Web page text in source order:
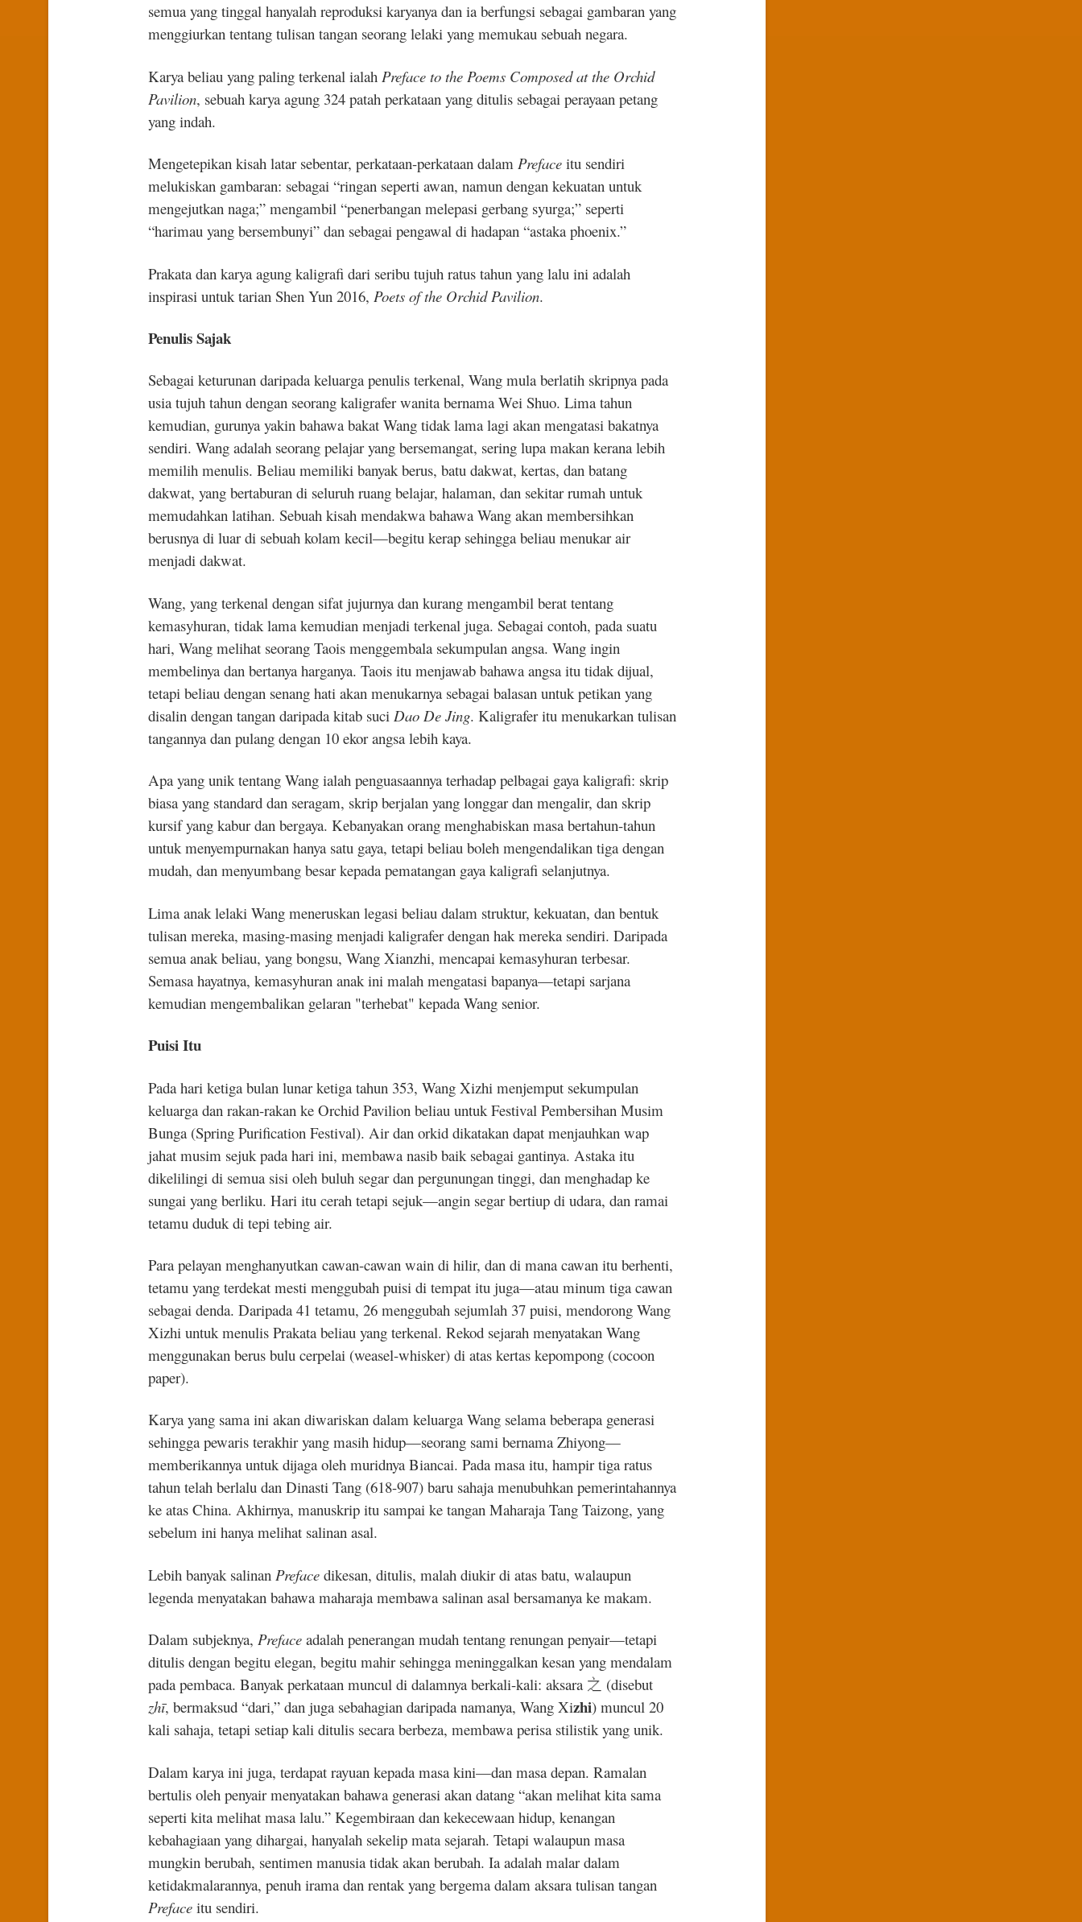
semua yang tinggal hanyalah reproduksi karyanya dan ia berfungsi sebagai gambaran yang
menggiurkan tentang tulisan tangan seorang lelaki yang memukau sebuah negara.
Karya beliau yang paling terkenal ialah Preface to the Poems Composed at the Orchid
Pavilion, sebuah karya agung 324 patah perkataan yang ditulis sebagai perayaan petang
yang indah.
Mengetepikan kisah latar sebentar, perkataan-perkataan dalam Prefaceitu sendiri
melukiskan gambaran: sebagai “ringan seperti awan, namun dengan kekuatan untuk
mengejutkan naga;” mengambil “penerbangan melepasi gerbang syurga;” seperti
“harimau yang bersembunyi” dan sebagai pengawal di hadapan “astaka phoenix.”
Prakata dan karya agung kaligrafi dari seribu tujuh ratus tahun yang lalu ini adalah
inspirasi untuk tarian Shen Yun 2016, Poets of the Orchid Pavilion.
Penulis Sajak
Sebagai keturunan daripada keluarga penulis terkenal, Wang mula berlatih skripnya pada
usia tujuh tahun dengan seorang kaligrafer wanita bernama Wei Shuo. Lima tahun
kemudian, gurunya yakin bahawa bakat Wang tidak lama lagi akan mengatasi bakatnya
sendiri. Wang adalah seorang pelajar yang bersemangat, sering lupa makan kerana lebih
memilih menulis. Beliau memiliki banyak berus, batu dakwat, kertas, dan batang
dakwat, yang bertaburan di seluruh ruang belajar, halaman, dan sekitar rumah untuk
memudahkan latihan. Sebuah kisah mendakwa bahawa Wang akan membersihkan
berusnya di luar di sebuah kolam kecil—begitu kerap sehingga beliau menukar air
menjadi dakwat.
Wang, yang terkenal dengan sifat jujurnya dan kurang mengambil berat tentang
kemasyhuran, tidak lama kemudian menjadi terkenal juga. Sebagai contoh, pada suatu
hari, Wang melihat seorang Taois menggembala sekumpulan angsa. Wang ingin
membelinya dan bertanya harganya. Taois itu menjawab bahawa angsa itu tidak dijual,
tetapi beliau dengan senang hati akan menukarnya sebagai balasan untuk petikan yang
disalin dengan tangan daripada kitab suci Dao De Jing. Kaligrafer itu menukarkan tulisan
tangannya dan pulang dengan 10 ekor angsa lebih kaya.
Apa yang unik tentang Wang ialah penguasaannya terhadap pelbagai gaya kaligrafi: skrip
biasa yang standard dan seragam, skrip berjalan yang longgar dan mengalir, dan skrip
kursif yang kabur dan bergaya. Kebanyakan orang menghabiskan masa bertahun-tahun
untuk menyempurnakan hanya satu gaya, tetapi beliau boleh mengendalikan tiga dengan
mudah, dan menyumbang besar kepada pematangan gaya kaligrafi selanjutnya.
Lima anak lelaki Wang meneruskan legasi beliau dalam struktur, kekuatan, dan bentuk
tulisan mereka, masing-masing menjadi kaligrafer dengan hak mereka sendiri. Daripada
semua anak beliau, yang bongsu, Wang Xianzhi, mencapai kemasyhuran terbesar.
Semasa hayatnya, kemasyhuran anak ini malah mengatasi bapanya—tetapi sarjana
kemudian mengembalikan gelaran "terhebat" kepada Wang senior.
Puisi Itu
Pada hari ketiga bulan lunar ketiga tahun 353, Wang Xizhi menjemput sekumpulan
keluarga dan rakan-rakan ke Orchid Pavilion beliau untuk Festival Pembersihan Musim
Bunga (Spring Purification Festival). Air dan orkid dikatakan dapat menjauhkan wap
jahat musim sejuk pada hari ini, membawa nasib baik sebagai gantinya. Astaka itu
dikelilingi di semua sisi oleh buluh segar dan pergunungan tinggi, dan menghadap ke
sungai yang berliku. Hari itu cerah tetapi sejuk—angin segar bertiup di udara, dan ramai
tetamu duduk di tepi tebing air.
Para pelayan menghanyutkan cawan-cawan wain di hilir, dan di mana cawan itu berhenti,
tetamu yang terdekat mesti menggubah puisi di tempat itu juga—atau minum tiga cawan
sebagai denda. Daripada 41 tetamu, 26 menggubah sejumlah 37 puisi, mendorong Wang
Xizhi untuk menulis Prakata beliau yang terkenal. Rekod sejarah menyatakan Wang
menggunakan berus bulu cerpelai (weasel-whisker) di atas kertas kepompong (cocoon
paper).
Karya yang sama ini akan diwariskan dalam keluarga Wang selama beberapa generasi
sehingga pewaris terakhir yang masih hidup—seorang sami bernama Zhiyong—
memberikannya untuk dijaga oleh muridnya Biancai. Pada masa itu, hampir tiga ratus
tahun telah berlalu dan Dinasti Tang (618-907) baru sahaja menubuhkan pemerintahannya
ke atas China. Akhirnya, manuskrip itu sampai ke tangan Maharaja Tang Taizong, yang
sebelum ini hanya melihat salinan asal.
Lebih banyak salinan Prefacedikesan, ditulis, malah diukir di atas batu, walaupun
legenda menyatakan bahawa maharaja membawa salinan asal bersamanya ke makam.
Dalam subjeknya, Prefaceadalah penerangan mudah tentang renungan penyair—tetapi
ditulis dengan begitu elegan, begitu mahir sehingga meninggalkan kesan yang mendalam
pada pembaca. Banyak perkataan muncul di dalamnya berkali-kali: aksara 之 (disebut
zhī, bermaksud “dari,” dan juga sebahagian daripada namanya, Wang Xizhi) muncul 20
kali sahaja, tetapi setiap kali ditulis secara berbeza, membawa perisa stilistik yang unik.
Dalam karya ini juga, terdapat rayuan kepada masa kini—dan masa depan. Ramalan
bertulis oleh penyair menyatakan bahawa generasi akan datang “akan melihat kita sama
seperti kita melihat masa lalu.” Kegembiraan dan kekecewaan hidup, kenangan
kebahagiaan yang dihargai, hanyalah sekelip mata sejarah. Tetapi walaupun masa
mungkin berubah, sentimen manusia tidak akan berubah. Ia adalah malar dalam
ketidakmalarannya, penuh irama dan rentak yang bergema dalam aksara tulisan tangan
Prefaceitu sendiri.